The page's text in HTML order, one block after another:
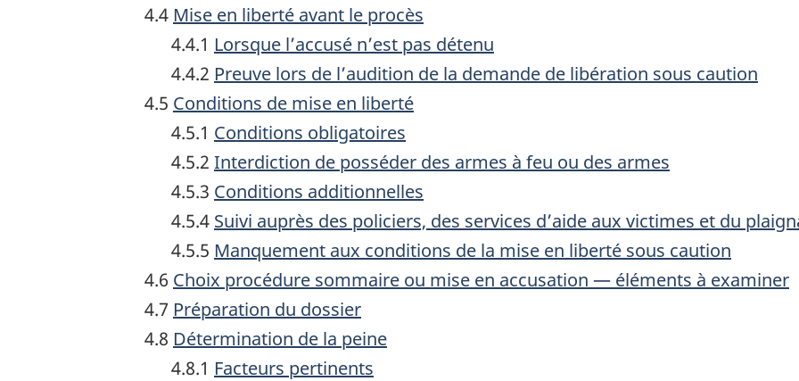
4.4 Mise en liberté avant le procès
4.4.1 Lorsque l’accusé n’est pas détenu
4.4.2 Preuve lors de l’audition de la demande de libération sous caution
4.5 Conditions de mise en liberté
4.5.1 Conditions obligatoires
4.5.2 Interdiction de posséder des armes à feu ou des armes
4.5.3 Conditions additionnelles
4.5.4 Suivi auprès des policiers, des services d’aide aux victimes et du
4.5.5 Manquement aux conditions de la mise en liberté sous caution
4.6 Choix procédure sommaire ou mise en accusation — éléments à examiner
4.7 Préparation du dossier
4.8 Détermination de la peine
4.8.1 Facteurs pertinents